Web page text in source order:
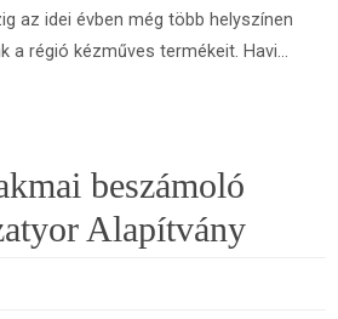
az idei évben még több helyszínen
a régió kézműves termékeit. Havi…
beszámoló
Alapítvány